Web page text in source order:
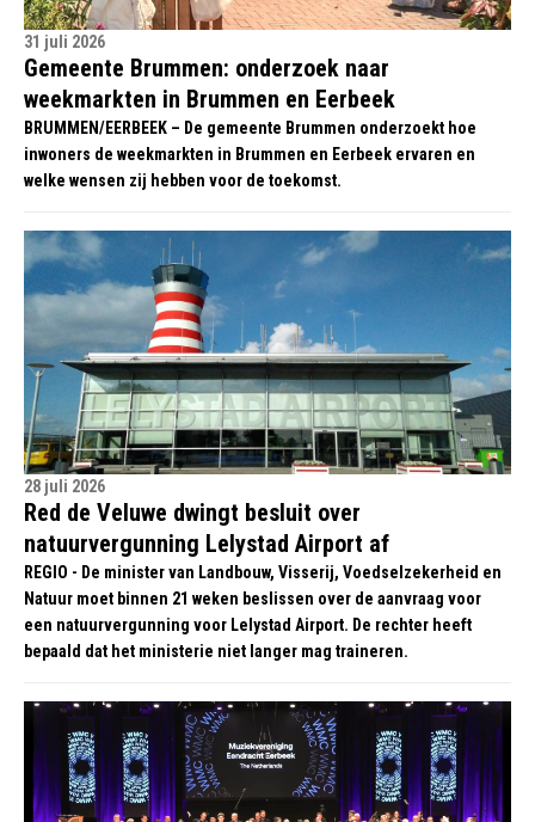
31 juli 2026
Gemeente Brummen: onderzoek naar
weekmarkten in Brummen en Eerbeek
BRUMMEN/EERBEEK – De gemeente Brummen onderzoekt hoe
inwoners de weekmarkten in Brummen en Eerbeek ervaren en
welke wensen zij hebben voor de toekomst.
28 juli 2026
Red de Veluwe dwingt besluit over
natuurvergunning Lelystad Airport af
REGIO - De minister van Landbouw, Visserij, Voedselzekerheid en
Natuur moet binnen 21 weken beslissen over de aanvraag voor
een natuurvergunning voor Lelystad Airport. De rechter heeft
bepaald dat het ministerie niet langer mag traineren.